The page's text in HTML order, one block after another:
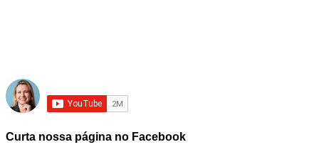
Curta nossa página no Facebook